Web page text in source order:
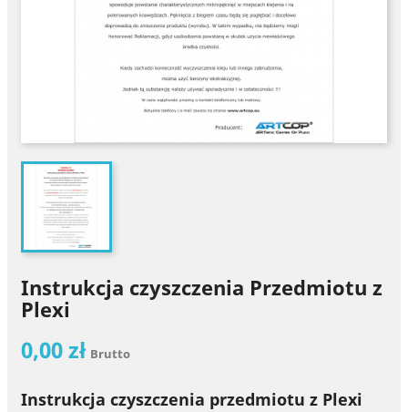
Instrukcja czyszczenia Przedmiotu z
Plexi
0,00 zł Brutto
Instrukcja czyszczenia przedmiotu z Plexi